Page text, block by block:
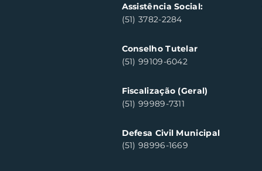
Assistência Social:
(51) 3782-2284
Conselho Tutelar
(51) 99109-6042
Fiscalização (Geral)
(51) 99989-7311
Defesa Civil Municipal
(51) 98996-1669